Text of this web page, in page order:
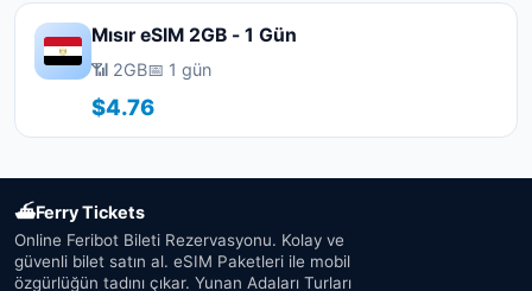
Mısır eSIM 2GB - 1 Gün
📶 2GB📅 1 gün
$4.76
⛴Ferry Tickets
Online Feribot Bileti Rezervasyonu. Kolay ve
güvenli bilet satın al. eSIM Paketleri ile mobil
özgürlüğün tadını çıkar. Yunan Adaları Turları